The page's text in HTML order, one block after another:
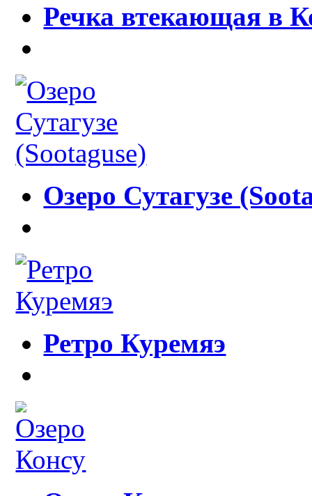
Речка втекающая в
Озеро Сутагузе
Ретро Куремяэ